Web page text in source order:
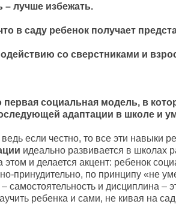
– лучше избежать.
в саду ребенок получает
со сверстниками и
первая социальная модель, в
адаптации в школе и
если честно, то все эти навыки
идеально развивается в школах
и делается акцент: ребенок
принудительно, по принципу «не
самостоятельность и дисциплина –
ребенка и сами, не кивая на